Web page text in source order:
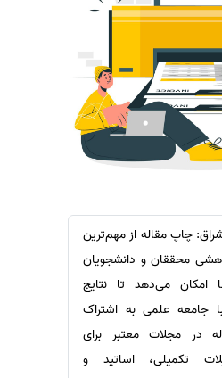
چاپ مقاله از مهم‌ترین
محققان و دانشجویان
می‌دهد تا نتایج
جامعه علمی به اشتراک
در مجلات معتبر برای
تکمیلی، اساتید و